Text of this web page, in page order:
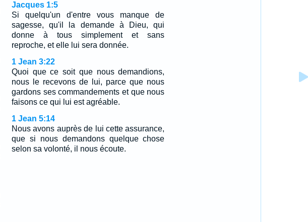
Jacques 1:5
Si quelqu'un d'entre vous manque de
sagesse, qu'il la demande à Dieu, qui
donne à tous simplement et sans
reproche, et elle lui sera donnée.
1 Jean 3:22
Quoi que ce soit que nous demandions,
nous le recevons de lui, parce que nous
gardons ses commandements et que nous
faisons ce qui lui est agréable.
1 Jean 5:14
Nous avons auprès de lui cette assurance,
que si nous demandons quelque chose
selon sa volonté, il nous écoute.